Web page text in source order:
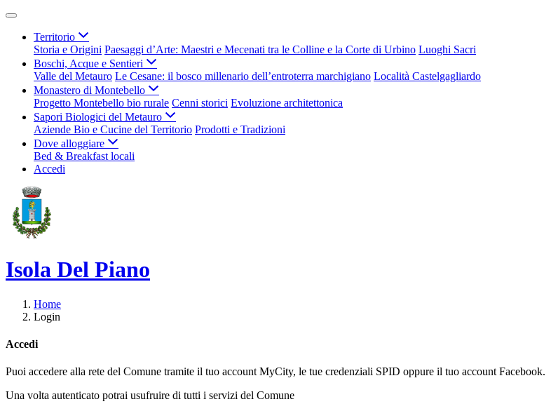
Territorio
Storia e Origini Paesaggi d’Arte: Maestri e Mecenati tra le Colline e la Corte di Urbino Luoghi Sacri
Boschi, Acque e Sentieri
Valle del Metauro Le Cesane: il bosco millenario dell’entroterra marchigiano Località Castelgagliardo
Monastero di Montebello
Progetto Montebello bio rurale Cenni storici Evoluzione architettonica
Sapori Biologici del Metauro
Aziende Bio e Cucine del Territorio Prodotti e Tradizioni
Dove alloggiare
Bed & Breakfast locali
Accedi
Isola Del Piano
Home
Login
Accedi
Puoi accedere alla rete del Comune tramite il tuo account MyCity, le tue credenziali SPID oppure il tuo account Facebook.
Una volta autenticato potrai usufruire di tutti i servizi del Comune